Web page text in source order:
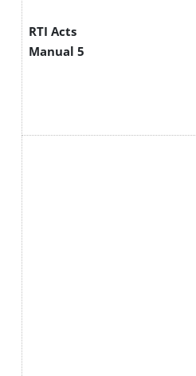
RTI Acts
Manual 5